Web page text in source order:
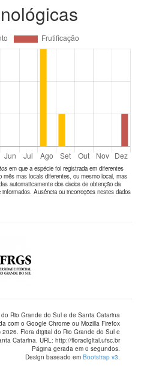
em que a espécie foi registrada em diferentes
mas locais diferentes, ou mesmo local, mas
automaticamente dos dados de obtenção da
Ausência ou incorreções nestes dados
Rio Grande do Sul e de Santa Catarina
com o Google Chrome ou Mozilla Firefox
Flora digital do Rio Grande do Sul e
Catarina. URL: http://floradigital.ufsc.br
Página gerada em 0 segundos.
Design baseado em Bootstrap v3.